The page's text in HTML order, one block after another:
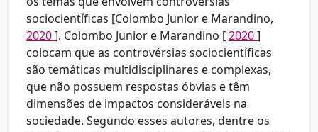
sociocientíficas [Colombo Junior e Marandino,
2020]. Colombo Junior e Marandino [2020]
colocam que as controvérsias sociocientíficas
são temáticas multidisciplinares e complexas,
que não possuem respostas óbvias e têm
dimensões de impactos consideráveis na
sociedade. Segundo esses autores, dentre os